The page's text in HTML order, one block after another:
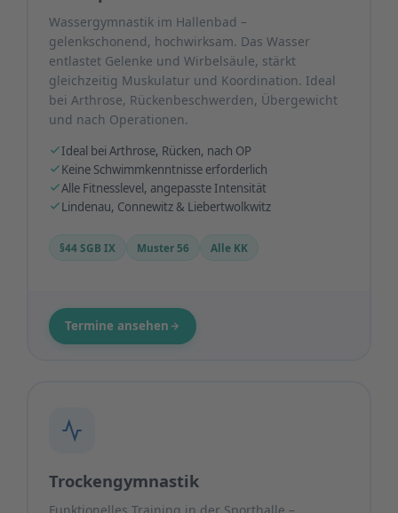
Wassergymnastik im Hallenbad –
gelenkschonend, hochwirksam. Das Wasser
entlastet Gelenke und Wirbelsäule, stärkt
gleichzeitig Muskulatur und Koordination. Ideal
bei Arthrose, Rückenbeschwerden, Übergewicht
und nach Operationen.
Ideal bei Arthrose, Rücken, nach OP
Keine Schwimmkenntnisse erforderlich
Alle Fitnesslevel, angepasste Intensität
Lindenau, Connewitz & Liebertwolkwitz
§44 SGB IX Muster 56 Alle KK
Termine ansehen
Trockengymnastik
Funktionelles Training in der Sporthalle –